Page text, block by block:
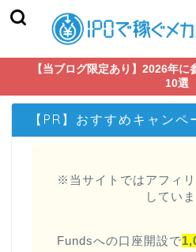
【当ブログ限定あり】2026年
10選
【PR】おすすめキャンペ
※当サイトではアフィ
してい
Fundsへの口座開設で